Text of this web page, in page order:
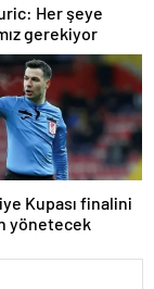
Her şeye
gerekiyor
Kupası finalini
yönetecek